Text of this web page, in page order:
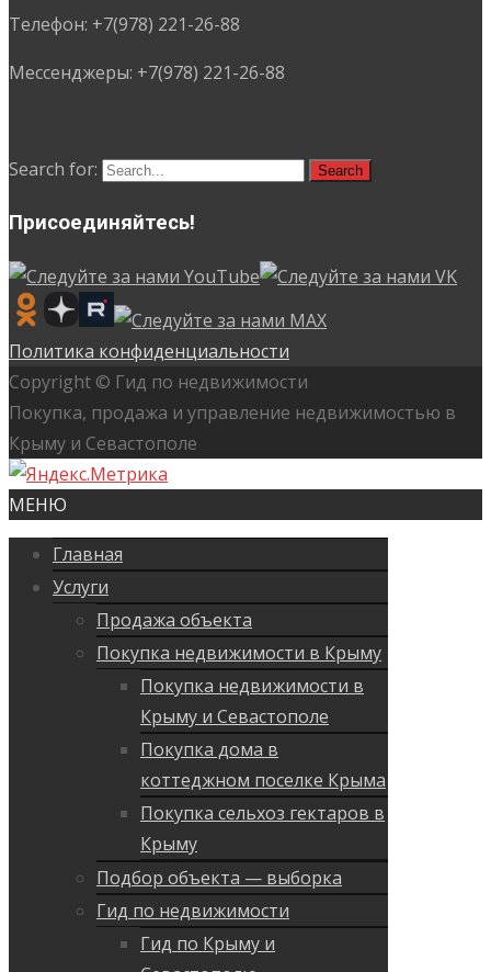
Телефон: +7(978) 221-26-88
Мессенджеры: +7(978) 221-26-88
Search for:
Присоединяйтесь!
Политика конфиденциальности
Copyright © Гид по недвижимости
Покупка, продажа и управление недвижимостью в
Крыму и Севастополе
МЕНЮ
Главная
Услуги
Продажа объекта
Покупка недвижимости в Крыму
Покупка недвижимости в
Крыму и Севастополе
Покупка дома в
коттеджном поселке Крыма
Покупка сельхоз гектаров в
Крыму
Подбор объекта — выборка
Гид по недвижимости
Гид по Крыму и